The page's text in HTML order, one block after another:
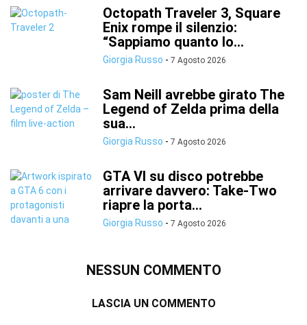
Octopath Traveler 3, Square
Enix rompe il silenzio:
“Sappiamo quanto lo...
Giorgia Russo - 7 Agosto 2026
Sam Neill avrebbe girato The
Legend of Zelda prima della
sua...
Giorgia Russo - 7 Agosto 2026
GTA VI su disco potrebbe
arrivare davvero: Take-Two
riapre la porta...
Giorgia Russo - 7 Agosto 2026
NESSUN COMMENTO
LASCIA UN COMMENTO